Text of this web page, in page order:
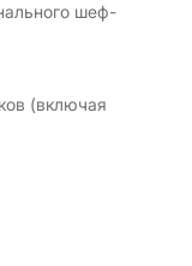
шеф-
(включая